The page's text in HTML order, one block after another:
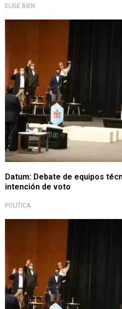
ELIGE BIEN
Datum: Debate de equipos
intención de voto
POLÍTICA